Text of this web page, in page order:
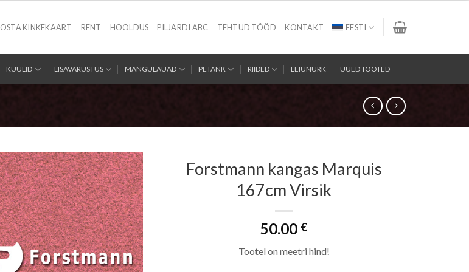
OSTA KINKEKAART RENT HOOLDUS PILJARDI ABC TEHTUD TÖÖD KONTAKT EESTI
KUULID LISAVARUSTUS MÄNGULAUAD PETANK RIIDED LEIUNURK UUED TOOTED
Forstmann kangas Marquis
167cm Virsik
50.00 €
Tootel on meetri hind!